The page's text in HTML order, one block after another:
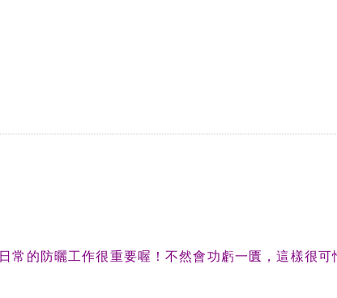
常的防曬工作很重要喔！不然會功虧一匱，這樣很可